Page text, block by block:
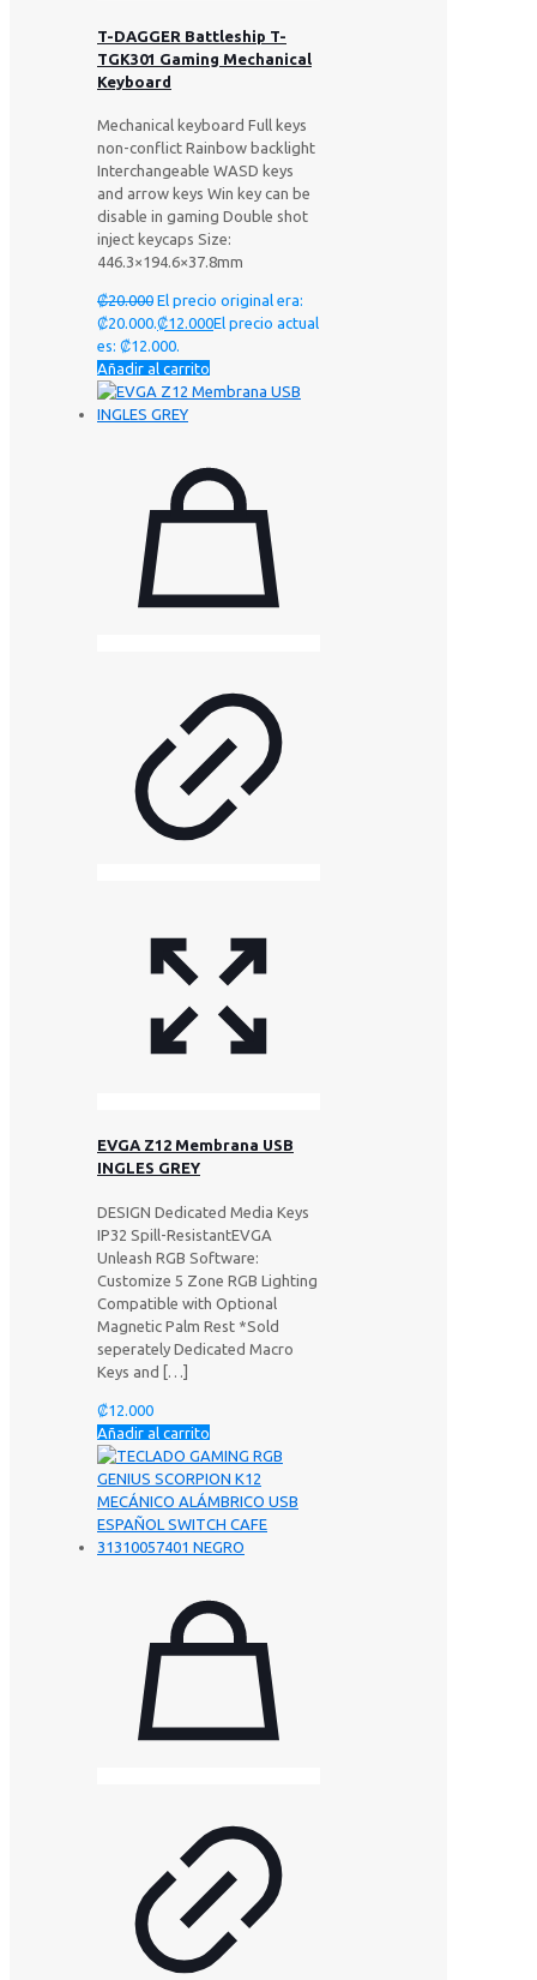
T-DAGGER Battleship T-
TGK301 Gaming Mechanical
Keyboard
Mechanical keyboard Full keys
non-conflict Rainbow backlight
Interchangeable WASD keys
and arrow keys Win key can be
disable in gaming Double shot
inject keycaps Size:
446.3×194.6×37.8mm
₡20.000 El precio original era:
₡20.000.₡12.000El precio actual
es: ₡12.000.
Añadir al carrito
EVGA Z12 Membrana USB
INGLES GREY
DESIGN Dedicated Media Keys
IP32 Spill-ResistantEVGA
Unleash RGB Software:
Customize 5 Zone RGB Lighting
Compatible with Optional
Magnetic Palm Rest *Sold
seperately Dedicated Macro
Keys and […]
₡12.000
Añadir al carrito